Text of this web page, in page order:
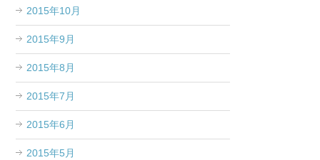
2015年10月
2015年9月
2015年8月
2015年7月
2015年6月
2015年5月